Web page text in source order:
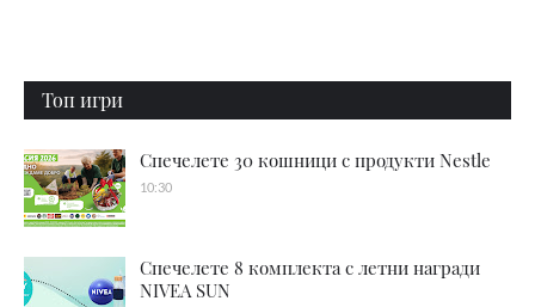
Топ игри
Спечелете 30 кошници с продукти Nestle
10:30
Спечелете 8 комплекта с летни награди
NIVEA SUN